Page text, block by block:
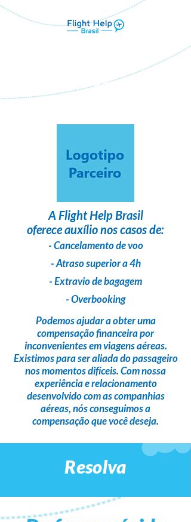
em parceria com
A Flight Help Brasil
oferece auxílio nos casos de:
- Cancelamento de voo
- Atraso superior a 4h
- Extravio de bagagem
- Overbooking
Podemos ajudar a obter uma
compensação financeirapor
inconvenientes em viagens aéreas.
Existimos para seraliada do passageiro
nos momentos difíceis. Com nossa
experiência e relacionamento
desenvolvido com as companhias
aéreas,nós conseguimos a
compensação que você deseja.
Resolva